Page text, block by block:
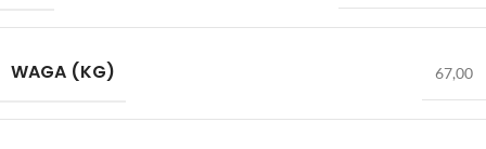
WAGA (KG) 67,00